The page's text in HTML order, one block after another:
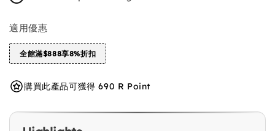
適用優惠
全館滿$888享8%折扣
購買此產品可獲得 690 R Point